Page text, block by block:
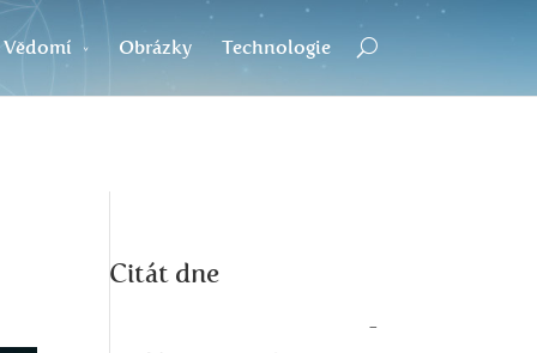
Vědomí Obrázky Technologie
Citát dne